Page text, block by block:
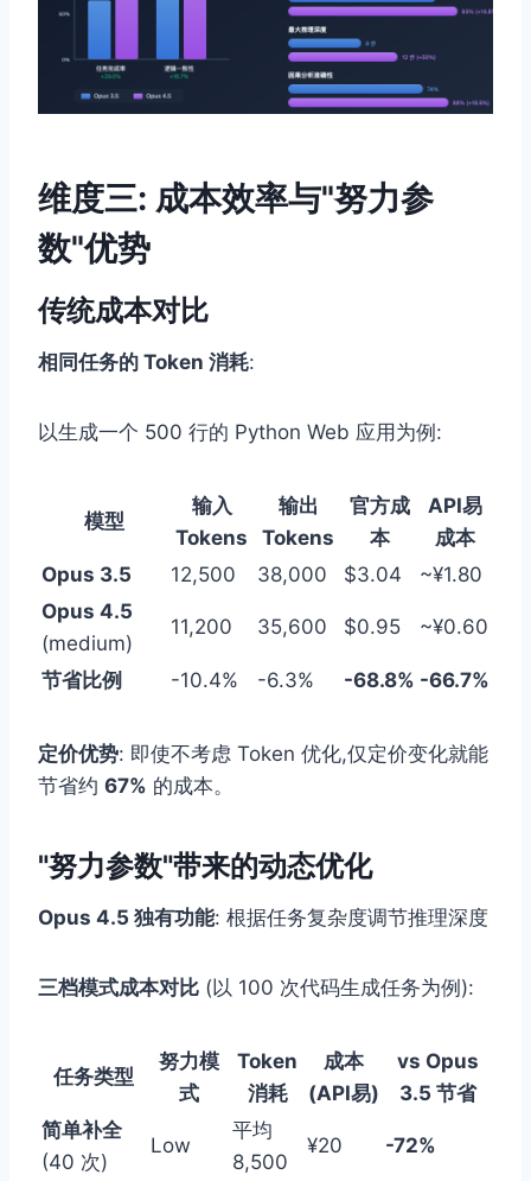
维度三: 成本效率与"努力参
数"优势
传统成本对比
相同任务的 Token 消耗:
以生成一个 500 行的 Python Web 应用为例:
模型
输入
Tokens
输出
Tokens
官方成
本
API易
成本
Opus 3.5
12,500 38,000 $3.04
~¥1.80
Opus 4.5
(medium)
11,200 35,600 $0.95 ~¥0.60
节省比例 -10.4% -6.3% -68.8% -66.7%
定价优势: 即使不考虑 Token 优化,仅定价变化就能
节省约 67% 的成本。
"努力参数"带来的动态优化
Opus 4.5 独有功能: 根据任务复杂度调节推理深度
三档模式成本对比 (以 100 次代码生成任务为例):
任务类型
努力模
式
Token
消耗
成本
(API易)
vs Opus
3.5 节省
简单补全
(40 次)
Low
平均
8,500
¥20 -72%